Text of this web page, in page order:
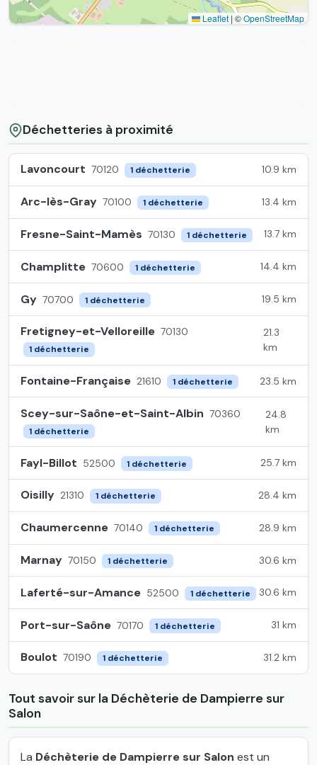
Leaflet | ©OpenStreetMap
Déchetteries à proximité
Lavoncourt 70120 1 déchetterie 10.9 km
Arc-lès-Gray 70100 1 déchetterie 13.4 km
Fresne-Saint-Mamès 70130 1 déchetterie 13.7 km
Champlitte 70600 1 déchetterie 14.4 km
Gy 70700 1 déchetterie 19.5 km
Fretigney-et-Velloreille 70130
1 déchetterie
21.3
km
Fontaine-Française 21610 1 déchetterie 23.5 km
Scey-sur-Saône-et-Saint-Albin 70360
1 déchetterie
24.8
km
Fayl-Billot 52500 1 déchetterie 25.7 km
Oisilly 21310 1 déchetterie 28.4 km
Chaumercenne 70140 1 déchetterie 28.9 km
Marnay 70150 1 déchetterie 30.6 km
Laferté-sur-Amance 52500 1 déchetterie 30.6 km
Port-sur-Saône 70170 1 déchetterie 31 km
Boulot 70190 1 déchetterie 31.2 km
Tout savoir sur la Déchèterie de Dampierre sur
Salon
La Déchèterie de Dampierre sur Salon est un